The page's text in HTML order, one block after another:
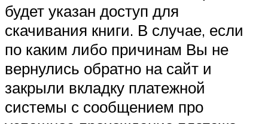
будет указан доступ для
скачивания книги. В случае, если
по каким либо причинам Вы не
вернулись обратно на сайт и
закрыли вкладку платежной
системы с сообщением про